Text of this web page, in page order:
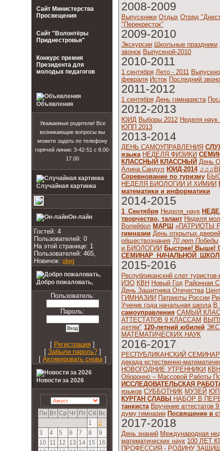
Сайт Министерства
Просвещения
Сайт "Волонтёры
Приднестровья"
Конкурс премия
Президента для
молодых педагогов
Объявления
Уважаемые родители! Все
возникающие вопросы вы
можете задать по телефону
горячей линии: 3-42-51 с 8.00-
17.00
Случайная картинка
Он-лайн
Гостей: 4
Пользователей: 0
На этой странице: 1
Пользователей: 465,
Новичок: oleg
Добро пожаловать,
Пользователь:
Пароль:
[ Регистрация ]
[ Забыли пароль?]
[ Активировать снова]
Новости за 2026
Пн Вт Ср Чт Пт Сб Вс
1
2
3
4 5 6 7 8
9
10 11 12 13 14 15
16
2008-2009
Выпускники Отдых Отряд
"Перекресток"
2009-2010
Экскурсии Школьные праздники
звонок Выпускной-2010
2010-2011
1 сентября Лето - 2011
февраля Исток Последний
2011-2012
1 сентября День гимназиста
2012-2013
ЮИД Выборы 2012 Неделя наук
ЮПП 2013
2013-2014
ДЕНЬ САМОУПРАВЛЕНИЯ
языка НЕДЕЛЯ ФИЗИКИ
КЛАССНЫЙ КЛАССНЫЙ День
Алина Сандул ЮИД-2014
Соревнование по туризму
НЕДЕЛЯ БИОЛОГИИ И ХИМИИ
математики и информатики
2014-2015
1_Сентября Неделя_наук
творчество, талант Неделя
Волейбол МАРШ «ПАТРИОТЫ
гимназии День открытых дверей
обществознания 70 лет Победы
и БИОЛОГИИ Быстрее! Выше!
2015-2016
Республиканский слет
ИЗО КВН Новый Год Районная
День Защитника Отечества
ГИМНАЗИИ Патриоты России
Ученик года начальная школа В
самоуправления САМЫЙ
АТТЕСТАТОВ 9 КЛАССАМ
детям" 120-летний юбилей
МАТЕМАТИЧЕСКИХ НАУК
2016-2017
РЕСПУБЛИКАНСКИЙ СЕМИНАР
декада естественно-
НОВОГОДНИЕ УТРЕННИКИ КВН
Оборонно – Массовой Работы
ИССЛЕДОВАТЕЛЬСКАЯ
языков СУББОТНИК МУЗЕЙ
КУРГАН СЛАВЫ
НАБОР В
танкиста Вручение аттестатов
думу гимназии Посвящение в
2017-2018
День знаний Международная
математических наук 100 ЛЕТ
ПРОФЕССИЯ - РОДИНУ